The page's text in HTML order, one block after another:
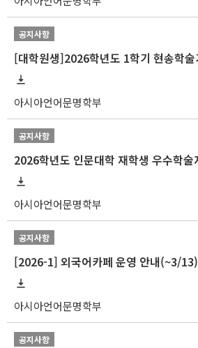
공지사항
아시아언어문명학부
공지사항
아시아언어문명학부
공지사항
[2026-1] 외국어카페 운영 안내(~3/13)
아시아언어문명학부
공지사항